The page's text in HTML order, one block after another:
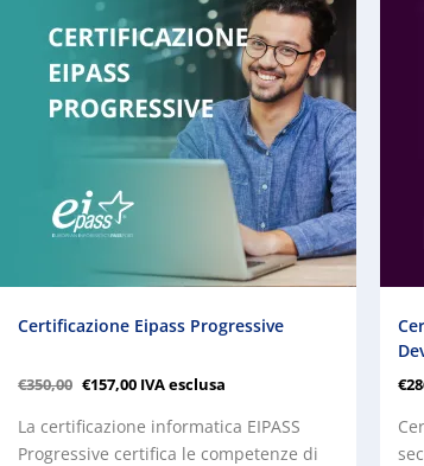
Certificazione Eipass Progressive
€350,00 €157,00 IVA esclusa
La certificazione informatica EIPASS
Progressive certifica le competenze di
€